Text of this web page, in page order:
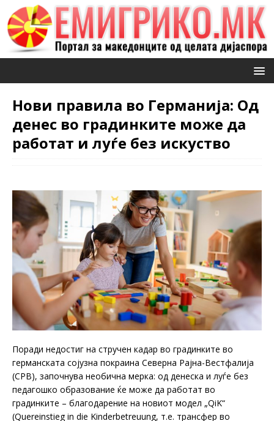
Нови правила во Германија: Од
денес во градинките може да
работат и луѓе без искуство
Поради недостиг на стручен кадар во градинките во
германската сојузна покраина Северна Рајна-Вестфалија
(СРВ), започнува необична мерка: од денеска и луѓе без
педагошко образование ќе може да работат во
градинките – благодарение на новиот модел „QiK“
(Quereinstieg in die Kinderbetreuung, т.е. трансфер во